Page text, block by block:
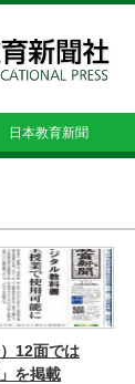
日本教育新聞
12面では
を掲載